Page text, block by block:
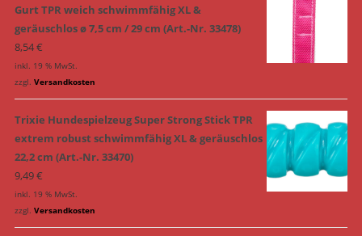
Gurt TPR weich schwimmfähig XL &
geräuschlos ø 7,5 cm / 29 cm (Art.-Nr. 33478)
8,54€
inkl. 19 % MwSt.
zzgl. Versandkosten
Trixie Hundespielzeug Super Strong Stick TPR
extrem robust schwimmfähig XL & geräuschlos
22,2 cm (Art.-Nr. 33470)
9,49€
inkl. 19 % MwSt.
zzgl. Versandkosten